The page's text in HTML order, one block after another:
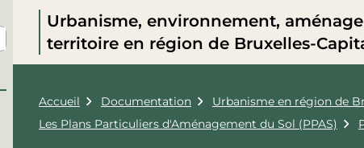
Urbanisme, environnement,
territoire en région de Bruxelles-
Accueil Documentation Urbanisme en région de
Les Plans Particuliers d'Aménagement du Sol (PPAS)